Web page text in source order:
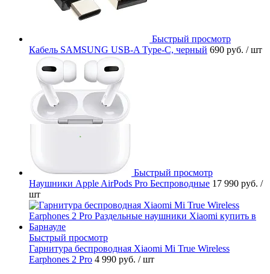
Быстрый просмотр
Кабель SAMSUNG USB-A Type-C, черный 690 руб. / шт
Быстрый просмотр
Наушники Apple AirPods Pro Беспроводные 17 990 руб. /
шт
Быстрый просмотр
Гарнитура беспроводная Xiaomi Mi True Wireless
Earphones 2 Pro 4 990 руб. / шт